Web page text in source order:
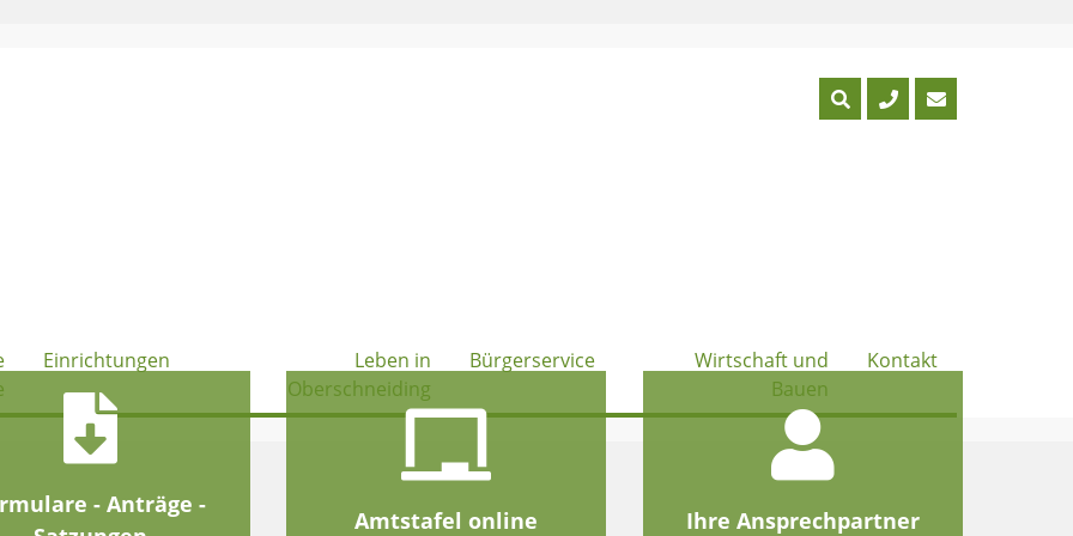
Einrichtungen
Leben in
Oberschneiding
Bürgerservice
Wirtschaft und
Bauen
Kontakt
- Anträge -
Amtstafel online Ihre Ansprechpartner